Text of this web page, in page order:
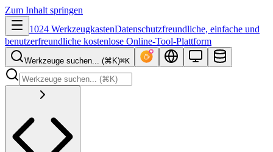
Zum Inhalt springen
1024 WerkzeugkastenDatenschutzfreundliche, einfache und
benutzerfreundliche kostenlose Online-Tool-Plattform
Werkzeuge suchen... (⌘K)⌘K